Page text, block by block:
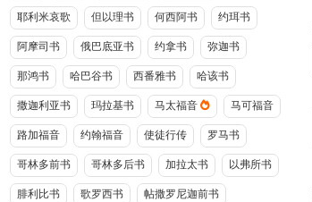
耶利米哀歌 但以理书 何西阿书 约珥书
阿摩司书 俄巴底亚书 约拿书 弥迦书
那鸿书 哈巴谷书 西番雅书 哈该书
撒迦利亚书 玛拉基书 马太福音 马可福音
路加福音 约翰福音 使徒行传 罗马书
哥林多前书 哥林多后书 加拉太书 以弗所书
腓利比书 歌罗西书 帖撒罗尼迦前书